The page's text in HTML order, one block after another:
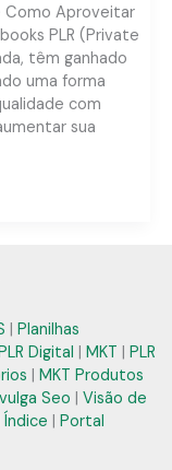
Como Aproveitar
PLR (Private
têm ganhado
uma forma
com
sua
| Planilhas
Digital | MKT | PLR
| MKT Produtos
Seo | Visão de
| Portal